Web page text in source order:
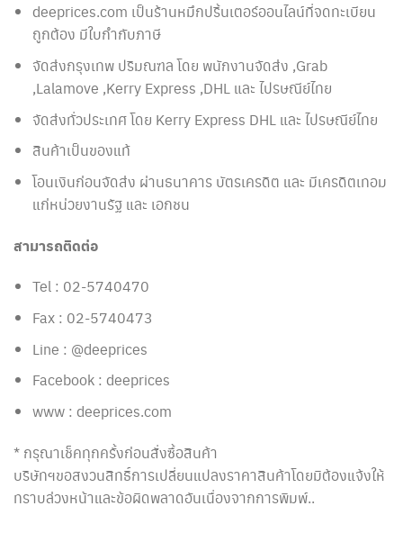
deeprices.com เป็นร้านหมึกปริ้นเตอร์ออนไลน์ที่จดทะเบียน
ถูกต้อง มีใบกำกับภาษี
จัดส่งกรุงเทพ ปริมณฑล โดย พนักงานจัดส่ง ,Grab
,Lalamove ,Kerry Express ,DHL และ ไปรษณีย์ไทย
จัดส่งทั่วประเทศ โดย Kerry Express DHL และ ไปรษณีย์ไทย
สินค้าเป็นของแท้
โอนเงินก่อนจัดส่ง ผ่านธนาคาร บัตรเครดิต และ มีเครดิตเทอม
แก่หน่วยงานรัฐ และ เอกชน
สามารถติดต่อ
Tel : 02-5740470
Fax : 02-5740473
Line : @deeprices
Facebook : deeprices
www : deeprices.com
* กรุณาเช็คทุกครั้งก่อนสั่งซื้อสินค้า
บริษัทฯขอสงวนสิทธิ์การเปลี่ยนแปลงราคาสินค้าโดยมิต้องแจ้งให้
ทราบล่วงหน้าและข้อผิดพลาดอันเนื่องจากการพิมพ์..